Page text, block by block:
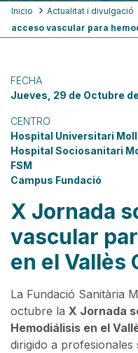
Ruta
de
Inicio Actualitat i divulgació
acceso vascular para
FECHA
Jueves, 29 de Octubre
CENTRO
Hospital Universitari
Hospital Sociosanitari
FSM
Campus Fundació
X Jornada
vascular
en el Vallès
La Fundació Sanitària
octubre la X Jornada
Hemodiálisis en el
dirigido a profesionales